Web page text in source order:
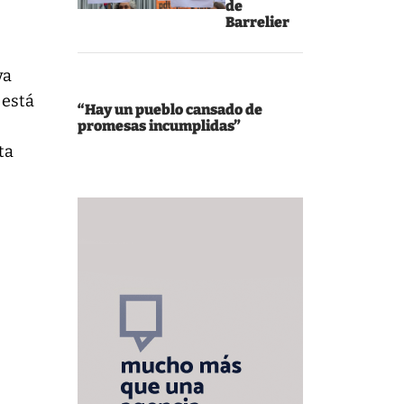
de
Barrelier
“Hay un pueblo cansado de
promesas incumplidas”